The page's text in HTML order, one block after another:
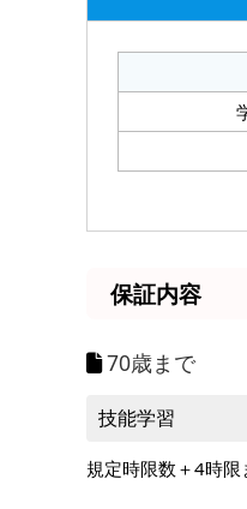
保証内容
70歳まで
技能学習
規定時限数＋4時限